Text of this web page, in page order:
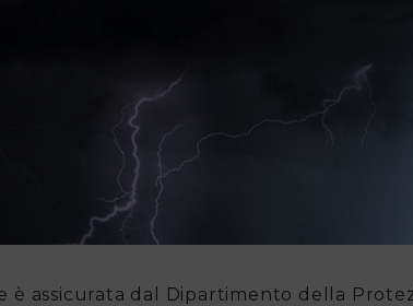
è assicurata dal Dipartimento della